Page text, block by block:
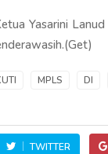
Yasarini
MPLS DI
TWITTER